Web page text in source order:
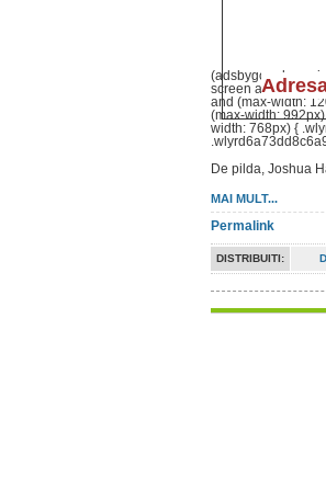
(adsbygoogle =
screen and (min-
and (max-width:
(max-width:
width: 768px) {
De pilda, Joshua
MAI MULT...
Permalink
DISTRIBUITI: